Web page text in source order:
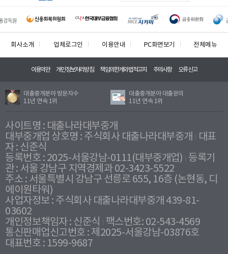
회사소개 업체로그인 이용안내 PC화면보기 전체메뉴
이용약관 개인정보처리방침 책임의한계와법적고지 주의사항 오류신고
대출중개분야 방문자수
11년 연속 1위
대출중개분야 대출문의
11년 연속 1위
사이트명 : 대출나라대부중개
대부중개업 상호명 : 주식회사 대출나라대부중개
대표
자 : 신준식
등록번호 : 2025-서울강남-0111(대부중개업) 등록기
관 : 서울 강남구 지역경제과 02-3423-5522
주소 : 서울특별시 강남구 선릉로 655, 16층 (논현동, 디
에이원타워)
사업자정보 : 주식회사 대출나라대부중개 439-81-
03602
개인정보책임자 : 신준식
팩스번호: 02-543-4569
통신판매업신고번호 : 제2025-서울강남-03876호
대표번호 : 1599-9687